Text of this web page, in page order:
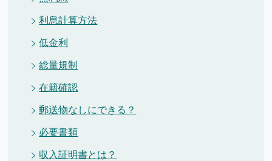
利息計算方法
低金利
総量規制
在籍確認
郵送物なしにできる？
必要書類
収入証明書とは？